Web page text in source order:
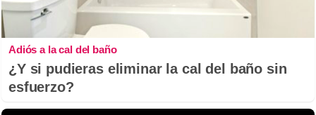
Adiós a la cal del baño
¿Y si pudieras eliminar la cal del baño sin
esfuerzo?